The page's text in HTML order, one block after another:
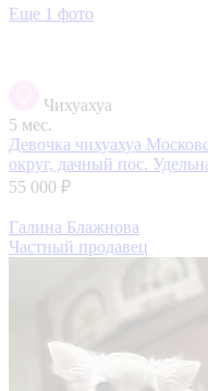
Еще 1 фото
Чихуахуа
5 мес.
Девочка чихуахуа
округ, дачный пос.
55 000 ₽
Галина Блажнова
Частный продавец